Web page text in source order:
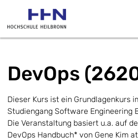
DevOps
Dieser Kurs ist ein Grundlagenkurs
Studiengang Software Engineering
Die Veranstaltung basiert u.a. auf
DevOps Handbuch* von Gene Kim